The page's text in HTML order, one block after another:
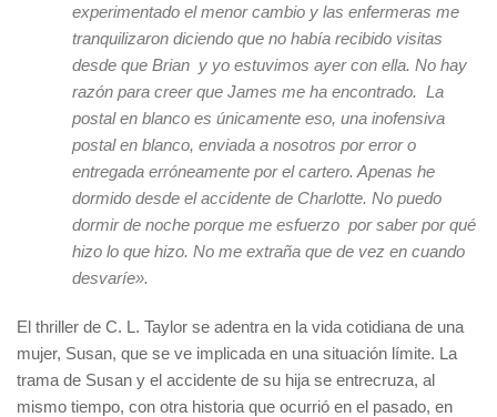
experimentado el menor cambio y las enfermeras me
tranquilizaron diciendo que no había recibido visitas
desde que Brian y yo estuvimos ayer con ella. No hay
razón para creer que James me ha encontrado. La
postal en blanco es únicamente eso, una inofensiva
postal en blanco, enviada a nosotros por error o
entregada erróneamente por el cartero. Apenas he
dormido desde el accidente de Charlotte. No puedo
dormir de noche porque me esfuerzo por saber por qué
hizo lo que hizo. No me extraña que de vez en cuando
desvaríe».
El thriller de C. L. Taylor se adentra en la vida cotidiana de una
mujer, Susan, que se ve implicada en una situación límite. La
trama de Susan y el accidente de su hija se entrecruza, al
mismo tiempo, con otra historia que ocurrió en el pasado, en